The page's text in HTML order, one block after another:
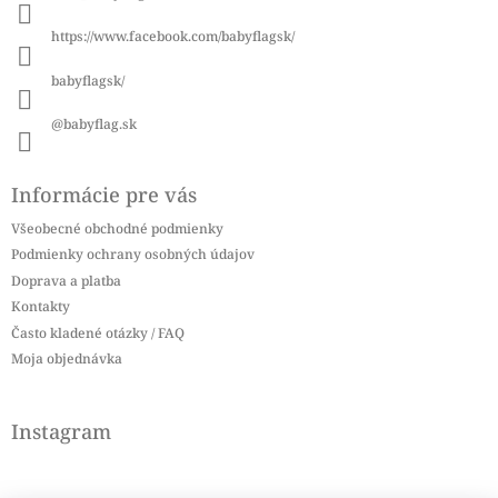
https://www.facebook.com/babyflagsk/
babyflagsk/
@babyflag.sk
Informácie pre vás
Všeobecné obchodné podmienky
Podmienky ochrany osobných údajov
Doprava a platba
Kontakty
Často kladené otázky / FAQ
Moja objednávka
Instagram